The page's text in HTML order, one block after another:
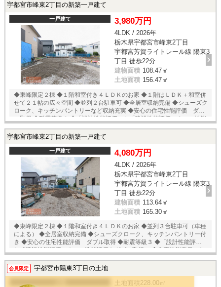
宇都宮市峰東2丁目の新築一戸建て
一戸建て 3,980万円
4LDK / 2026年
栃木県宇都宮市峰東2丁目
宇都宮芳賀ライトレール線 陽東3
丁目 徒歩22分
建物面積 108.47㎡
土地面積 156.47㎡
◆東峰限定２棟 ◆１階和室付き４ＬＤＫのお家 ◆１階はＬＤＫ＋和室併
せて２１帖の広々空間 ◆並列２台駐車可 ◆全居室収納完備 ◆シューズク
ローク、キッチンパントリーなど収納充実 ◆安心の住宅性能評価 ダブ
ル取得 ◆耐震等級３ ◆「設計性能評価」と「建設性能評価」２つの性能
得！！ ◆スタイリッシュなデザインの新築住宅
宇都宮市峰東2丁目の新築一戸建て
一戸建て 4,080万円
4LDK / 2026年
栃木県宇都宮市峰東2丁目
宇都宮芳賀ライトレール線 陽東3
丁目 徒歩22分
建物面積 113.64㎡
土地面積 165.30㎡
◆東峰限定２棟 ◆１階和室付き４ＬＤＫのお家 ◆並列３台駐車可（車種
による） ◆全居室収納完備 ◆シューズクローク、キッチンパントリー付
き ◆安心の住宅性能評価 ダブル取得 ◆耐震等級３ ◆「設計性能評価」
と「建設性能評価」２つの性能評価をダブル取得。 ◆住宅性能表示にお
築住宅
会員限定 宇都宮市陽東3丁目の土地
土地面積 228.00㎡